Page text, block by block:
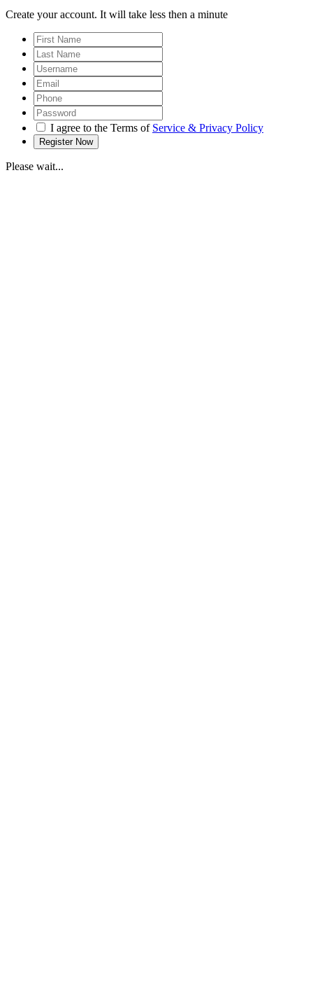
Create your account. It will take less then a minute
I agree to the Terms of Service & Privacy Policy
Please wait...